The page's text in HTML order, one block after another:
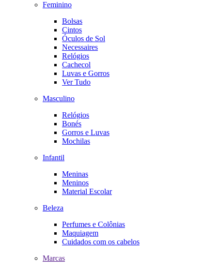
Feminino
Bolsas
Cintos
Óculos de Sol
Necessaires
Relógios
Cachecol
Luvas e Gorros
Ver Tudo
Masculino
Relógios
Bonés
Gorros e Luvas
Mochilas
Infantil
Meninas
Meninos
Material Escolar
Beleza
Perfumes e Colônias
Maquiagem
Cuidados com os cabelos
Marcas